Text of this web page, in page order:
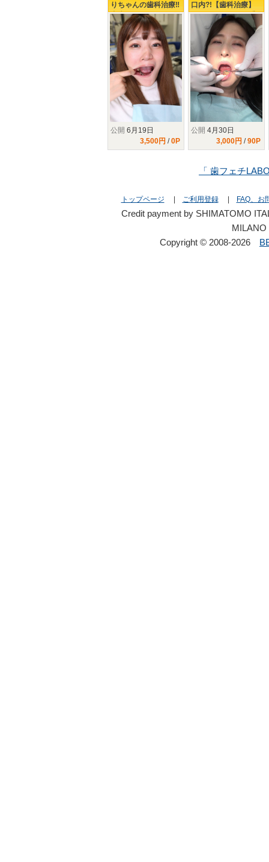
りちゃんの歯科治療‼
虫歯み～つけたっ‼
公開 6月19日
3,500円 /0P
口内?!【歯科治療】
開けてビックリ玉手
箱!!47年分の美熟女の
イケない歯科治療♥♥♥
公開 4月30日
3,000円 /90P
「 歯フェチ
トップページ ご利用登録| FAQ、お
Credit payment by SHIMATOMO
MILANO
Copyright © 2008-2026